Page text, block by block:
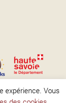
expérience. Vous